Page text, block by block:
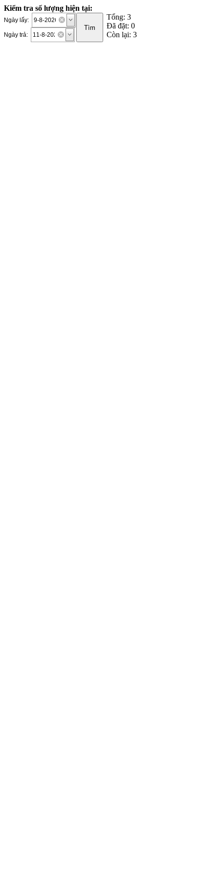
Kiểm tra số lượng hiện tại:
Ngày lấy:
Ngày trả:
Tổng: 3
Đã đặt: 0
Còn lại: 3